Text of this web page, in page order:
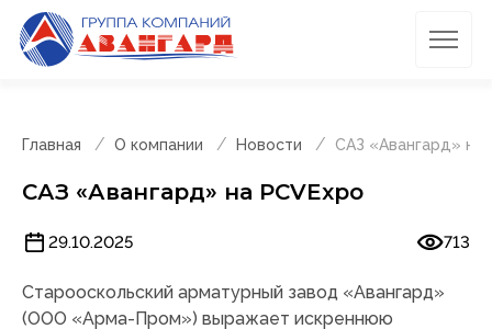
Главная О компании Новости САЗ «Авангард» на
САЗ «Авангард» на PCVExpo
29.10.2025 713
Старооскольский арматурный завод «Авангард»
(ООО «Арма-Пром») выражает искреннюю